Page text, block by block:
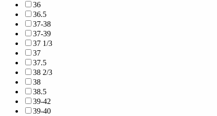
36
36.5
37-38
37-39
37 1/3
37
37.5
38 2/3
38
38.5
39-42
39-40